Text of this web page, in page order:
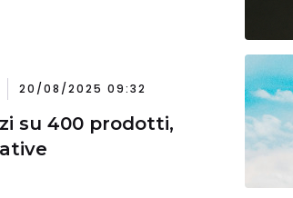
20/08/2025 09:32
su 400 prodotti,